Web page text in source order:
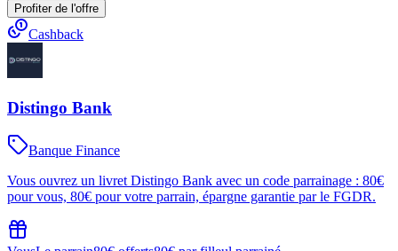
Profiter de l'offre
Cashback
Distingo Bank
Banque Finance
Vous ouvrez un livret Distingo Bank avec un code parrainage : 80€
pour vous, 80€ pour votre parrain, épargne garantie par le FGDR.